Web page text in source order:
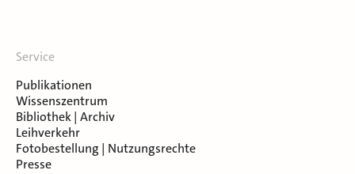
Service
Publikationen
Wissenszentrum
Bibliothek | Archiv
Leihverkehr
Fotobestellung | Nutzungsrechte
Presse